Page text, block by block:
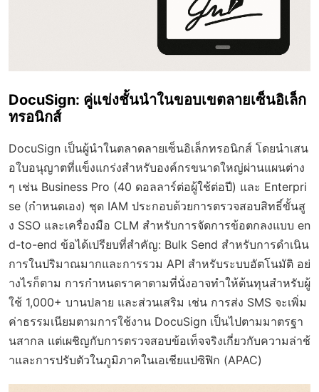
DocuSign: คู่แข่งชั้นนำในขอบเขตลายเซ็นอิเล็ก
ทรอนิกส์
DocuSign เป็นผู้นำในตลาดลายเซ็นอิเล็กทรอนิกส์ โดยนำเสน
อใบอนุญาตที่แข็งแกร่งสำหรับองค์กรขนาดใหญ่ผ่านแผนต่าง
ๆ เช่น Business Pro (40 ดอลลาร์ต่อผู้ใช้ต่อปี) และ Enterpri
se (กำหนดเอง) ชุด IAM ประกอบด้วยการตรวจสอบสิทธิ์ขั้นสู
ง SSO และเครื่องมือ CLM สำหรับการจัดการข้อตกลงแบบ en
d-to-end ข้อได้เปรียบที่สำคัญ: Bulk Send สำหรับการดำเนิน
การในปริมาณมากและการรวม API สำหรับระบบอัตโนมัติ อย่
างไรก็ตาม การกำหนดราคาตามที่นั่งอาจทำให้ต้นทุนสำหรับผู้
ใช้ 1,000+ บานปลาย และส่วนเสริม เช่น การส่ง SMS จะเพิ่ม
ค่าธรรมเนียมตามการใช้งาน DocuSign เป็นไปตามมาตรฐา
นสากล แต่เผชิญกับการตรวจสอบข้อเท็จจริงเกี่ยวกับความล่าช้
าและการปรับตัวในภูมิภาคในเอเชียแปซิฟิก (APAC)